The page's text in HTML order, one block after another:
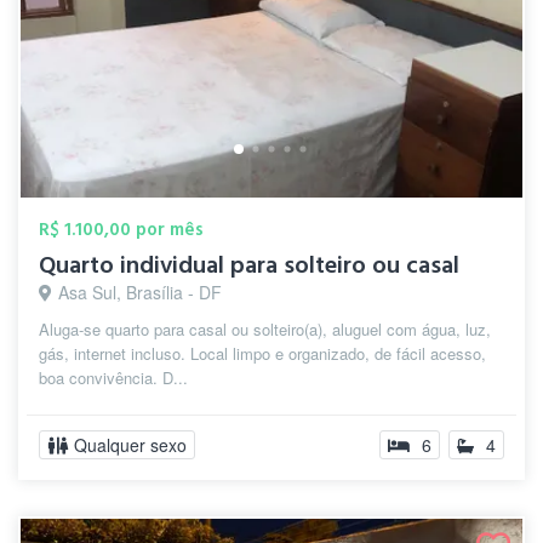
R$ 1.100,00 por mês
Quarto individual para solteiro ou casal
Asa Sul, Brasília - DF
Aluga-se quarto para casal ou solteiro(a), aluguel com água, luz,
gás, internet incluso. Local limpo e organizado, de fácil acesso,
boa convivência. D...
Qualquer sexo 6 4